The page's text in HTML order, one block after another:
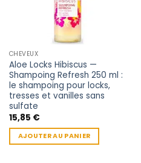
CHEVEUX
Aloe Locks Hibiscus —
Shampoing Refresh 250 ml :
le shampoing pour locks,
tresses et vanilles sans
sulfate
15,85 €
AJOUTER AU PANIER